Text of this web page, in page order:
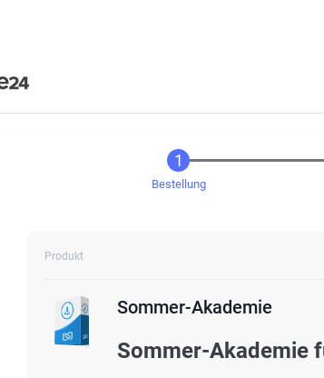
Bestellung
Produkt
Sommer-Akademie
Sommer-Akademie